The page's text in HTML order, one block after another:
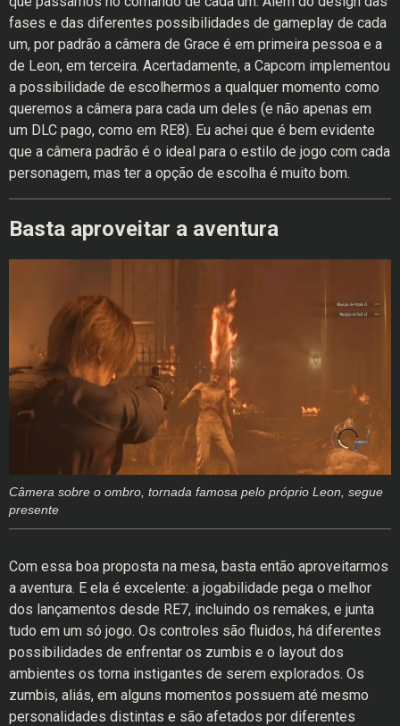
fases e das diferentes possibilidades de gameplay de cada
um, por padrão a câmera de Grace é em primeira pessoa e a
de Leon, em terceira. Acertadamente, a Capcom implementou
a possibilidade de escolhermos a qualquer momento como
queremos a câmera para cada um deles (e não apenas em
um DLC pago, como em RE8). Eu achei que é bem evidente
que a câmera padrão é o ideal para o estilo de jogo com cada
personagem, mas ter a opção de escolha é muito bom.
Basta aproveitar a aventura
Câmera sobre o ombro, tornada famosa pelo próprio Leon, segue
presente
Com essa boa proposta na mesa, basta então aproveitarmos
a aventura. E ela é excelente: a jogabilidade pega o melhor
dos lançamentos desde RE7, incluindo os remakes, e junta
tudo em um só jogo. Os controles são fluidos, há diferentes
possibilidades de enfrentar os zumbis e o layout dos
ambientes os torna instigantes de serem explorados. Os
zumbis, aliás, em alguns momentos possuem até mesmo
personalidades distintas e são afetados por diferentes